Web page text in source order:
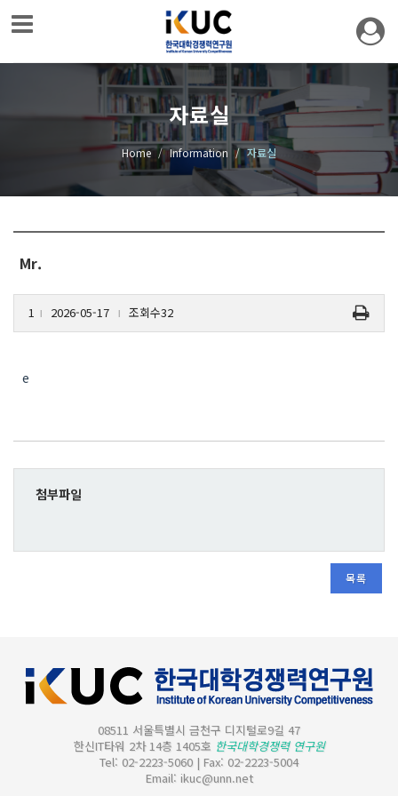
자료실
Home Information 자료실
Mr.
1 l 2026-05-17 l 조회수32
e
첨부파일
목록
08511 서울특별시 금천구 디지털로9길 47
한신IT타워 2차 14층 1405호 한국대학경쟁력 연구원
Tel: 02-2223-5060 | Fax: 02-2223-5004
Email: ikuc@unn.net